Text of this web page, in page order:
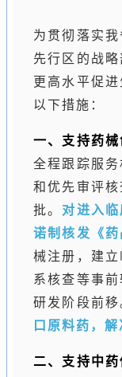
为贯彻落实
先行区的战
更高水平促
以下措施：
一、支持药械
全程跟踪服
和优先审评
批。 对进入
诺制核发《药
械注册，建
系核查等事
研发阶段前移
口原料药，
二、支持中药